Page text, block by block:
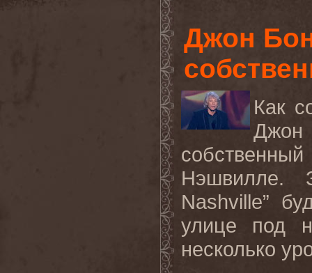
Джон
Как
Джон
Нэшвилле.
Nashville”
улице под
несколько